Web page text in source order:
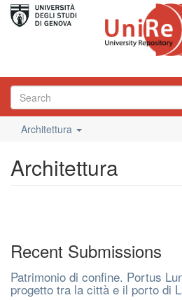
Architettura
Architettura
Recent Submissions
Patrimonio di confine. Portus
progetto tra la città e il porto di